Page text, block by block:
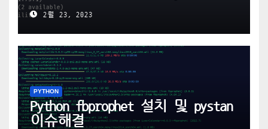
2월 23, 2023
PYTHON
Python fbprophet 설치 및 pystan
이슈해결